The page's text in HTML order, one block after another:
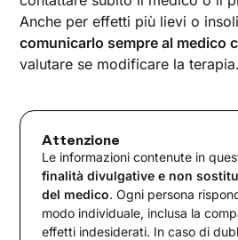
Anche per effetti più lievi o
comunicarlo sempre al medico
valutare se modificare la terapia.
Attenzione
Le informazioni contenute in
finalità divulgative e non
del medico. Ogni persona
modo individuale, inclusa la
effetti indesiderati. In caso di